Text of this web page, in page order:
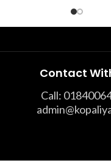
Contact
Call: